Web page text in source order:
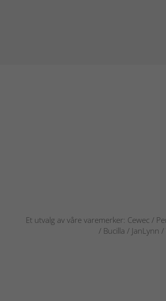
Et utvalg av våre varemerker: Cewec /
/ Bucilla / JanLynn